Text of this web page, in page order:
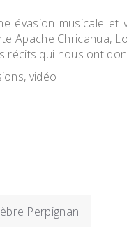
évasion musicale
Apache Chricahua,
qui nous ont
vidéo
Perpignan